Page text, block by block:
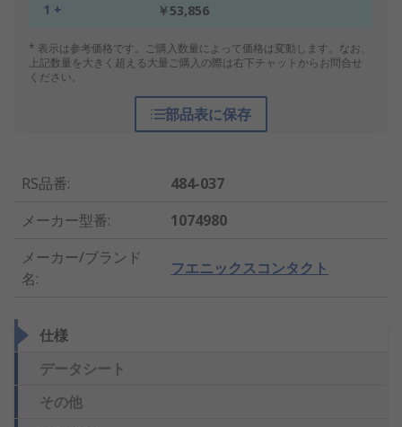
1 + ￥53,856
* 表示は参考価格です。ご購入数量によって価格は変動します。なお、
上記数量を大きく超える大量ご購入の際は右下チャットからお問合せ
ください。
部品表に保存
RS品番:
484-037
メーカー型番:
1074980
メーカー/ブランド
名:
フエニックスコンタクト
仕様
データシート
その他